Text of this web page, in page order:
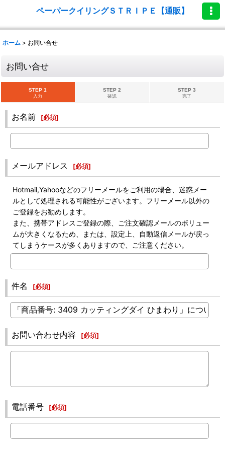
ペーパークイリングＳＴＲＩＰＥ【通販】
ホーム > お問い合せ
お問い合せ
STEP 1
入力
STEP 2
確認
STEP 3
完了
お名前 [必須]
メールアドレス [必須]
Hotmail,Yahooなどのフリーメールをご利用の場合、迷惑メー
ルとして処理される可能性がございます。フリーメール以外の
ご登録をお勧めします。
また、携帯アドレスご登録の際、ご注文確認メールのボリュー
ムが大きくなるため、または、設定上、自動返信メールが戻っ
てしまうケースが多くありますので、ご注意ください。
件名 [必須]
お問い合わせ内容 [必須]
電話番号 [必須]